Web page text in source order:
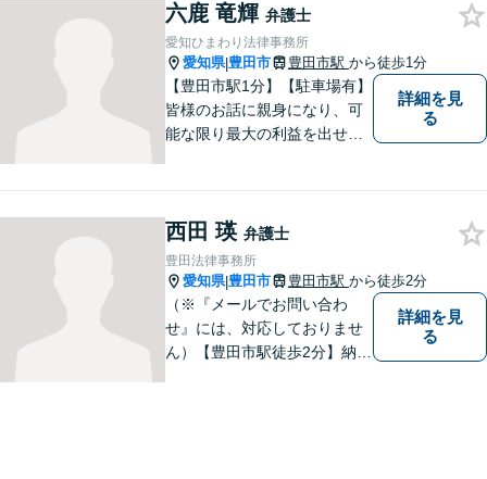
問題、税務訴訟、行政事件で
悩んでいる方はお気軽にご相
談ください。
六鹿 竜輝 弁護士
愛知ひまわり法律事務所
愛知県|豊田市 豊田市駅 から徒歩1分
【豊田市駅1分】【駐車場有】
皆様のお話に親身になり、可
能な限り最大の利益を出せる
お困りの方はなんでもご相談
ください。先を見据えた解決
策をご提案いたします。
詳細を見
る
西田 瑛 弁護士
豊田法律事務所
愛知県|豊田市 豊田市駅 から徒歩2分
（※『メールでお問い合わ
せ』には、対応しておりませ
ん）【豊田市駅徒歩2分】納得
詳細を見
る